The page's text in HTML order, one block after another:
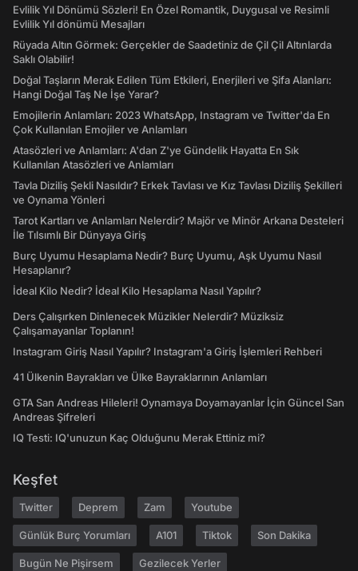
Evlilik Yıl Dönümü Sözleri! En Özel Romantik, Duygusal ve Resimli
Evlilik Yıl dönümü Mesajları
Rüyada Altın Görmek: Gerçekler de Saadetiniz de Çil Çil Altınlarda
Saklı Olabilir!
Doğal Taşların Merak Edilen Tüm Etkileri, Enerjileri ve Şifa Alanları:
Hangi Doğal Taş Ne İşe Yarar?
Emojilerin Anlamları: 2023 WhatsApp, Instagram ve Twitter'da En
Çok Kullanılan Emojiler ve Anlamları
Atasözleri ve Anlamları: A'dan Z'ye Gündelik Hayatta En Sık
Kullanılan Atasözleri ve Anlamları
Tavla Diziliş Şekli Nasıldır? Erkek Tavlası ve Kız Tavlası Diziliş Şekilleri
ve Oynama Yönleri
Tarot Kartları ve Anlamları Nelerdir? Majör ve Minör Arkana Desteleri
İle Tılsımlı Bir Dünyaya Giriş
Burç Uyumu Hesaplama Nedir? Burç Uyumu, Aşk Uyumu Nasıl
Hesaplanır?
İdeal Kilo Nedir? İdeal Kilo Hesaplama Nasıl Yapılır?
Ders Çalışırken Dinlenecek Müzikler Nelerdir? Müziksiz
Çalışamayanlar Toplanın!
Instagram Giriş Nasıl Yapılır? Instagram'a Giriş İşlemleri Rehberi
41 Ülkenin Bayrakları ve Ülke Bayraklarının Anlamları
GTA San Andreas Hileleri! Oynamaya Doyamayanlar İçin Güncel San
Andreas Şifreleri
IQ Testi: IQ'unuzun Kaç Olduğunu Merak Ettiniz mi?
Keşfet
Twitter Deprem Zam Youtube
Günlük Burç Yorumları A101 Tiktok Son Dakika
Bugün Ne Pişirsem Gezilecek Yerler